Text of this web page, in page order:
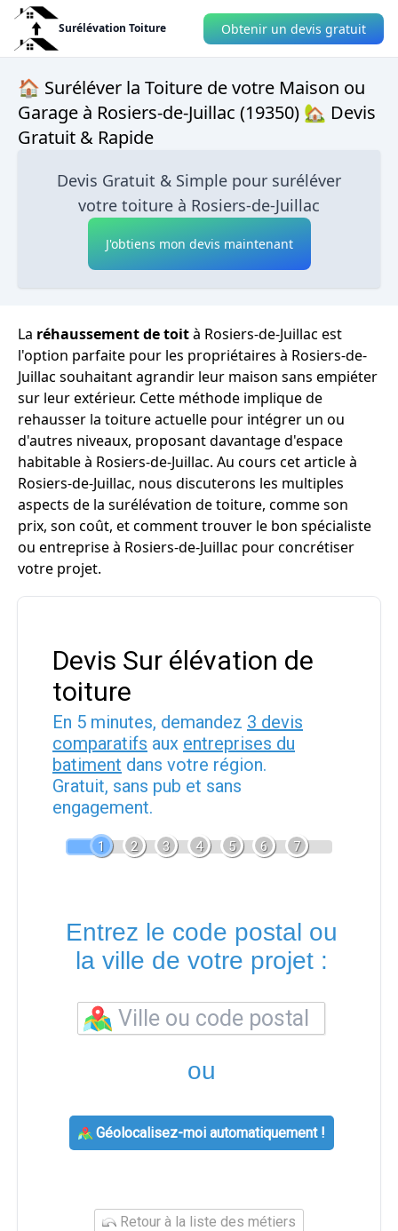
Surélévation Toiture Obtenir un devis gratuit
🏠 Suréléver la Toiture de votre Maison ou
Garage à Rosiers-de-Juillac (19350) 🏡 Devis
Gratuit & Rapide
Devis Gratuit & Simple pour suréléver
votre toiture à Rosiers-de-Juillac
J'obtiens mon devis maintenant
La réhaussement de toità Rosiers-de-Juillac est
l'option parfaite pour les propriétaires à Rosiers-de-
Juillac souhaitant agrandir leur maison sans empiéter
sur leur extérieur. Cette méthode implique de
rehausser la toiture actuelle pour intégrer un ou
d'autres niveaux, proposant davantage d'espace
habitable à Rosiers-de-Juillac. Au cours cet article à
Rosiers-de-Juillac, nous discuterons les multiples
aspects de la surélévation de toiture, comme son
prix, son coût, et comment trouver le bon spécialiste
ou entreprise à Rosiers-de-Juillac pour concrétiser
votre projet.
Devis Sur élévation de
toiture
En 5 minutes, demandez 3 devis
comparatifs aux entreprises du
batiment dans votre région.
Gratuit, sans pub et sans
engagement.
1 2 3 4 5 6 7
Entrez le code postal ou
la ville de votre projet :
ou
Géolocalisez-moi automatiquement !
Retour à la liste des métiers